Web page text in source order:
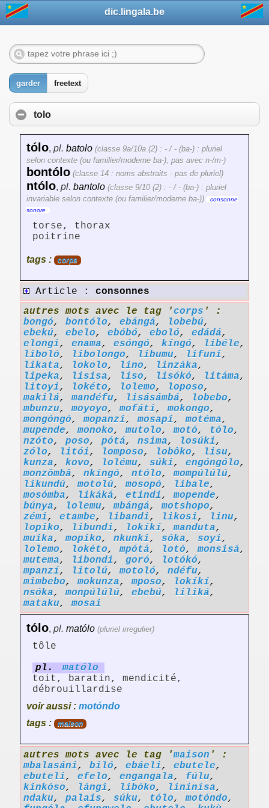
dic.lingala.be
garder freetext
tolo
tólo, pl. batolo (classe 9a/10a (2) : - / - (ba-) : pluriel
selon contexte (ou familier/moderne ba-), pas avec n-/m-)
bontólo (classe 14 : noms abstraits - pas de pluriel)
ntólo, pl. bantolo (classe 9/10 (2) : - / - (ba-) : pluriel
invariable selon contexte (ou familier/moderne ba-))
consonne
sonore
torse, thorax
poitrine
tags : corps
Article : consonnes
autres mots avec le tag 'corps ' :
bongó, bontólo, ebángá, lobebú,
ebekú, ebelo, ebóbó, eboló, edádá,
elongi, enama, esóngó, kíngó, libéle,
liboló, libolongo, libumu, lifuni,
likata, lokolo, lino, linzáka,
lipeka, lisisa, liso, lisókó, litáma,
litoyi, lokéto, lolemo, loposo,
makilá,mandéfu, lisásámbá, lobebo,
mbunzu,moyoyo,mofáti,mokongo,
mongóngó,mopanzi,mosapi,motéma,
mupende,monoko,mutolo,motó, tólo,
nzóto, poso, pótá, nsima, losúki,
zólo, litói, lomposo, lobôko, lisu,
kunza, kovo, lolému, súki, engóngólo,
monzômbâ, nkíngó, ntólo,mompúlúlú,
likundú,motolú,mosopó, libale,
mosómba, likáká, etindi,mopende,
búnya, lolemu,mbángá,motshopo,
zémi, etambe, libandi, likosi, linu,
lopiko, libundi, lokíkí,manduta,
muika,mopiko, nkunki, sóka, soyi,
lolemo, lokéto,mpótá, lotó,monsisá,
mutema, libondi, goró, lotókó,
mpanzí, litolú,motoló, ndéfu,
mimbebo,mokunza,mposo, lokíkí,
nsóka,monpúlúlú, ebebú, liliká,
mataku,mosai
tólo, pl. matólo (pluriel irregulier)
tôle
pl.
matólo
toit, baratin, mendicité,
débrouillardise
voir aussi : motóndo
tags :
maison
autres mots avec le tag 'maison ' :
mbalasáni, biló, ebáeli, ebutele,
ebuteli, efelo, engangala, fúlu,
kinkóso, lángi, libóko, lininísa,
ndaku, palais, súku, tólo,motóndo,